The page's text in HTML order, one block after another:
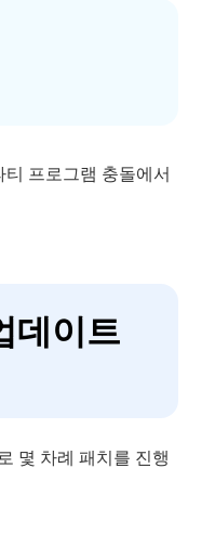
프로그램 충돌에서
데이트
몇 차례 패치를 진행